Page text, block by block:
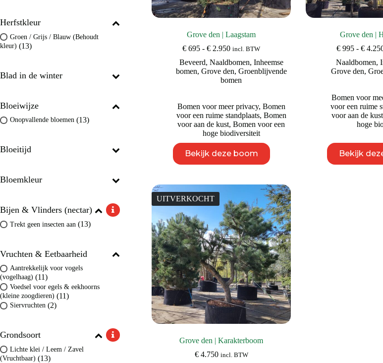
Grove den | Laagstam
€ 695 - € 2.950Prijsklasse:
tot
€ 2.950
incl. BTW
Beveerd, Naaldbomen, Inheemse
bomen, Grove den, Groenblijvende
bomen
Bomen voor meer privacy, Bomen
voor een ruime standplaats, Bomen
voor aan de kust,Bomen voor een
hoge biodiversiteit
Bekijk deze boom
product
heeft
optie
kan
gekozen
worden
op
de
productpagina
Grove den |
€ 995 - €
Naaldbomen,
Grove den,
Bomen voor
voor een ruime
voor aan de kust
hoge
Bekijk
UITVERKOCHT
Grove den | Karakterboom
€4.750 incl. BTW
Herfstkleur
Groen / Grijs / Blauw (Behoudt
kleur) (13)
Blad in de winter
Bloeiwijze
Onopvallende bloemen (13)
Bloeitijd
Bloemkleur
Bijen & Vlinders (nectar)
Trekt geen insecten aan (13)
Vruchten & Eetbaarheid
Aantrekkelijk voor vogels
(vogelhaag) (11)
Voedsel voor egels & eekhoorns
(kleine zoogdieren) (11)
Siervruchten (2)
Grondsoort
Lichte klei / Leem / Zavel
(Vruchtbaar) (13)